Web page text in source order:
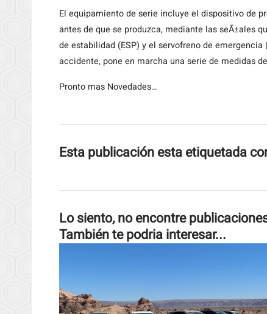
El equipamiento de serie incluye el dispositivo de
antes de que se produzca, mediante las seÃ±ales
de estabilidad (ESP) y el servofreno de
accidente, pone en marcha una serie de medidas
Pronto mas Novedades…
Esta publicación esta etiquetada
Lo siento, no encontre
También te podria interesar...